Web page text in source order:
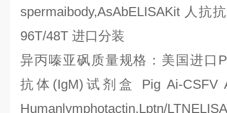
spermaibody,AsAbELISAKit 人抗
96T/48T 进口分装
异丙嗪亚砜质量规格：美国进口
抗体 (IgM) 试剂盒
Pig Ai-CSFV
Humanlymphotactin,Lptn/LTNELISA